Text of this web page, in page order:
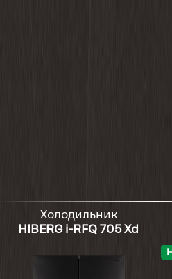
Холодильник
HIBERG i-RFQ 705 Xd